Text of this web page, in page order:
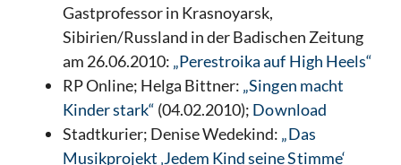
Gastprofessor in Krasnoyarsk,
Sibirien/Russland in der Badischen Zeitung
am 26.06.2010: „Perestroika auf High Heels“
RP Online; Helga Bittner: „Singen macht
Kinder stark“ (04.02.2010); Download
Stadtkurier; Denise Wedekind: „Das
Musikprojekt ‚Jedem Kind seine Stimme‘